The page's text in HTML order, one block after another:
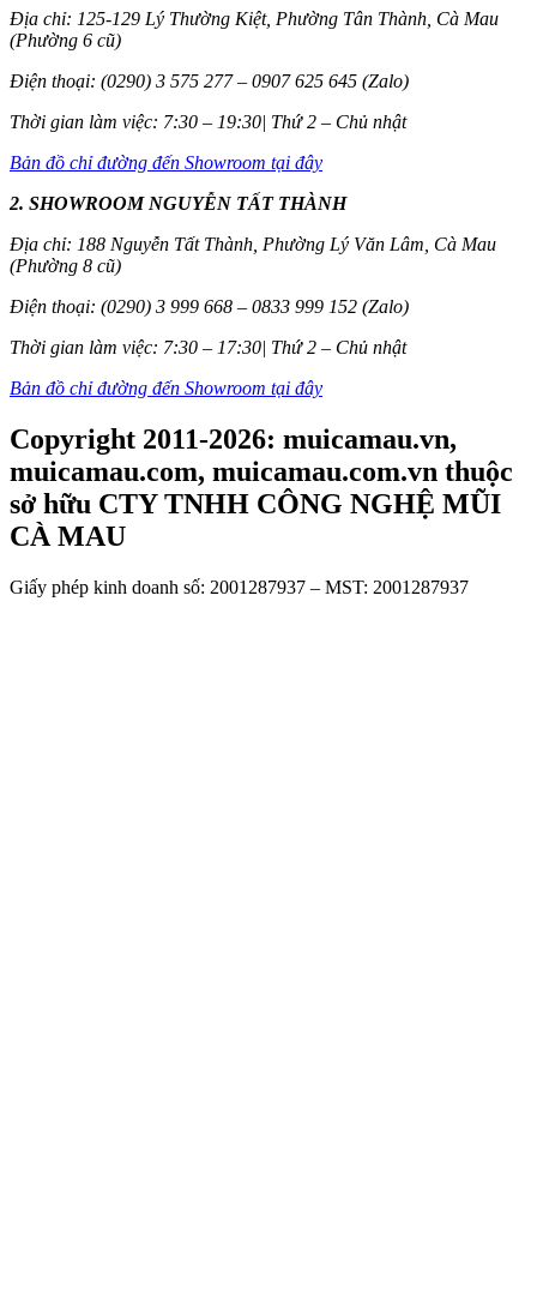
Địa chỉ: 125-129 Lý Thường Kiệt, Phường Tân Thành, Cà Mau
(Phường 6 cũ)
Điện thoại: (0290) 3 575 277 – 0907 625 645 (Zalo)
Thời gian làm việc: 7:30 – 19:30| Thứ 2 – Chủ nhật
Bản đồ chỉ đường đến Showroom tại đây
2. SHOWROOM NGUYỄN TẤT THÀNH
Địa chỉ: 188 Nguyễn Tất Thành, Phường Lý Văn Lâm, Cà Mau
(Phường 8 cũ)
Điện thoại: (0290) 3 999 668 – 0833 999 152 (Zalo)
Thời gian làm việc: 7:30 – 17:30| Thứ 2 – Chủ nhật
Bản đồ chỉ đường đến Showroom tại đây
Copyright 2011-2026: muicamau.vn,
muicamau.com, muicamau.com.vn thuộc
sở hữu CTY TNHH CÔNG NGHỆ MŨI
CÀ MAU
Giấy phép kinh doanh số: 2001287937 – MST: 2001287937